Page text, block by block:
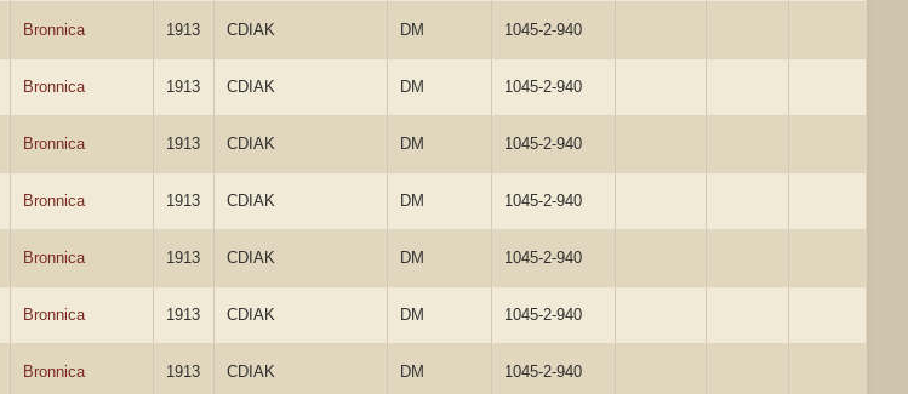
Bronnica 1913 CDIAK DM 1045-2-940
Bronnica 1913 CDIAK DM 1045-2-940
Bronnica 1913 CDIAK DM 1045-2-940
Bronnica 1913 CDIAK DM 1045-2-940
Bronnica 1913 CDIAK DM 1045-2-940
Bronnica 1913 CDIAK DM 1045-2-940
Bronnica 1913 CDIAK DM 1045-2-940